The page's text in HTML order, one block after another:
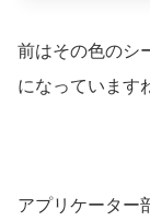
前はその色のシ
になっています
アプリケーター